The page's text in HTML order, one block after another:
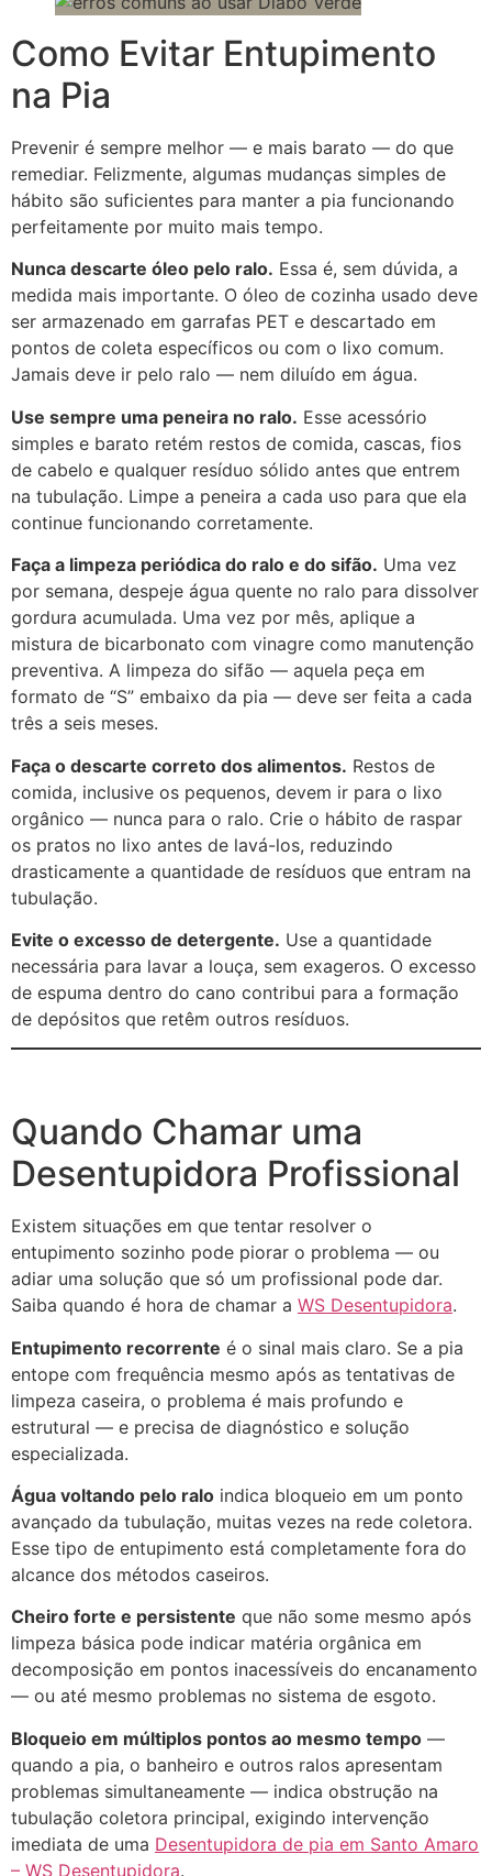
Como Evitar Entupimento
na Pia
Prevenir é sempre melhor — e mais barato — do que
remediar. Felizmente, algumas mudanças simples de
hábito são suficientes para manter a pia funcionando
perfeitamente por muito mais tempo.
Nunca descarte óleo pelo ralo. Essa é, sem dúvida, a
medida mais importante. O óleo de cozinha usado deve
ser armazenado em garrafas PET e descartado em
pontos de coleta específicos ou com o lixo comum.
Jamais deve ir pelo ralo — nem diluído em água.
Use sempre uma peneira no ralo. Esse acessório
simples e barato retém restos de comida, cascas, fios
de cabelo e qualquer resíduo sólido antes que entrem
na tubulação. Limpe a peneira a cada uso para que ela
continue funcionando corretamente.
Faça a limpeza periódica do ralo e do sifão. Uma vez
por semana, despeje água quente no ralo para dissolver
gordura acumulada. Uma vez por mês, aplique a
mistura de bicarbonato com vinagre como manutenção
preventiva. A limpeza do sifão — aquela peça em
formato de “S” embaixo da pia — deve ser feita a cada
três a seis meses.
Faça o descarte correto dos alimentos. Restos de
comida, inclusive os pequenos, devem ir para o lixo
orgânico — nunca para o ralo. Crie o hábito de raspar
os pratos no lixo antes de lavá-los, reduzindo
drasticamente a quantidade de resíduos que entram na
tubulação.
Evite o excesso de detergente. Use a quantidade
necessária para lavar a louça, sem exageros. O excesso
de espuma dentro do cano contribui para a formação
de depósitos que retêm outros resíduos.
Quando Chamar uma
Desentupidora Profissional
Existem situações em que tentar resolver o
entupimento sozinho pode piorar o problema — ou
adiar uma solução que só um profissional pode dar.
Saiba quando é hora de chamar a WS Desentupidora.
Entupimento recorrente é o sinal mais claro. Se a pia
entope com frequência mesmo após as tentativas de
limpeza caseira, o problema é mais profundo e
estrutural — e precisa de diagnóstico e solução
especializada.
Água voltando pelo ralo indica bloqueio em um ponto
avançado da tubulação, muitas vezes na rede coletora.
Esse tipo de entupimento está completamente fora do
alcance dos métodos caseiros.
Cheiro forte e persistente que não some mesmo após
limpeza básica pode indicar matéria orgânica em
decomposição em pontos inacessíveis do encanamento
— ou até mesmo problemas no sistema de esgoto.
Bloqueio em múltiplos pontos ao mesmo tempo —
quando a pia, o banheiro e outros ralos apresentam
problemas simultaneamente — indica obstrução na
tubulação coletora principal, exigindo intervenção
imediata de uma Desentupidora de pia em Santo Amaro
– WS Desentupidora.